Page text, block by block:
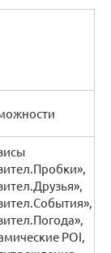
POI,